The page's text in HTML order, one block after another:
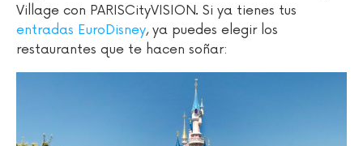
Village con PARISCityVISION. Si ya tienes tus
entradas EuroDisney, ya puedes elegir los
restaurantes que te hacen soñar: